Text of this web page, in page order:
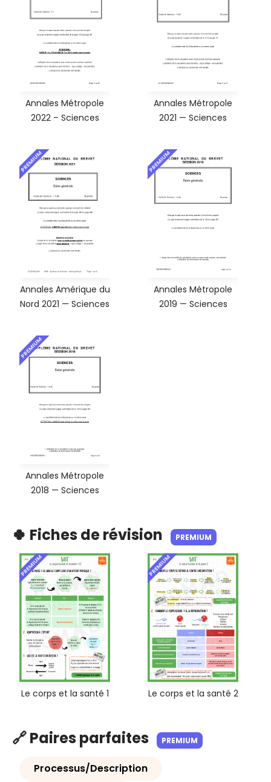
Annales Métropole
2022 – Sciences
Annales Métropole
2021 — Sciences
PREMIUM
Annales Amérique du
Nord 2021 — Sciences
PREMIUM
Annales Métropole
2019 — Sciences
PREMIUM
Annales Métropole
2018 — Sciences
🍀 Fiches de révision PREMIUM
PREMIUM
Le corps et la santé 1
PREMIUM
Le corps et la santé 2
🔗 Paires parfaites PREMIUM
Processus/Description